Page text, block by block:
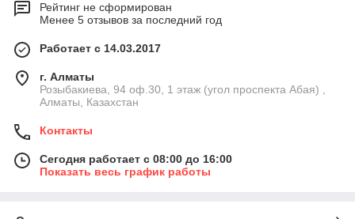
Рейтинг не сформирован
Менее 5 отзывов за последний год
Работает с 14.03.2017
г. Алматы
Розыбакиева, 94 оф.30, 1 этаж (угол проспекта Абая) ,
Алматы, Казахстан
Контакты
Сегодня работает с 08:00 до 16:00
Показать весь график работы